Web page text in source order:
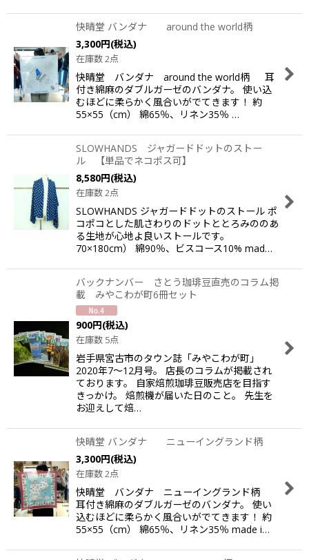
快晴堂 バンダナ around the world柄
3,300円(税込)
在庫数 2点
快晴堂 バンダナ around the world柄 耳
付き綿麻のダブルガーゼのバンダナ。 使い込
むほどに柔らかく風合いがでてきます！ 約
55×55（cm） 綿65％、リネン35％ …
SLOWHANDS ジャガードドットのストー
ル 【単品でネコポス可】
8,580円(税込)
在庫数 2点
SLOWHANDS ジャガードドットのストール ポ
コポコとした肌さわりのドットととろみののあ
る生地が心地よ良いストールです。
70×180cm） 綿90％、ビスコース10% mad…
バックナンバー さとう珈琲豆直売のコラム掲
載 みやこわが町6冊セット
900円(税込)
在庫数 5点
岩手県宮古市のタウン誌「みやこわが町」
2020年7〜12月号。 店長のコラムが掲載され
ております。 自家焙煎珈琲豆販売店を目指す
きっかけ。 焙煎機が届いた日のこと。 先生を
お迎えして焙…
快晴堂 バンダナ ニューイングランド柄
3,300円(税込)
在庫数 2点
快晴堂 バンダナ ニューイングランド柄
耳付き綿麻のダブルガーゼのバンダナ。 使い
込むほどに柔らかく風合いがでてきます！ 約
55×55（cm） 綿65％、リネン35％ made i…